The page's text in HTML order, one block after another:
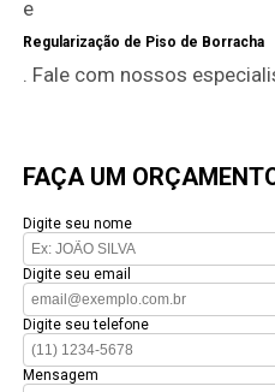
e
Regularização de Piso de Borracha
. Fale com nossos
FAÇA UM
Digite seu nome
Digite seu email
Digite seu telefone
Mensagem